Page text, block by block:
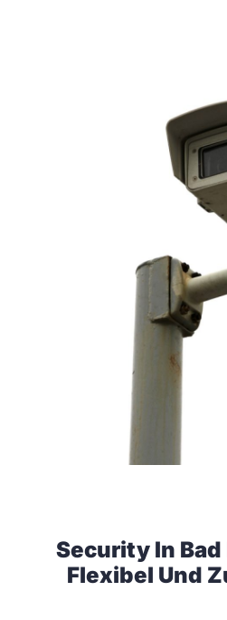
Security In
Flexibel Und